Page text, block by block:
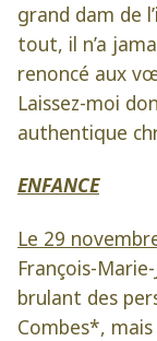
grand dam de
tout, il n’a
renoncé aux
Laissez-moi
authentique
ENFANCE
Le 29
François-
brulant des
Combes*,